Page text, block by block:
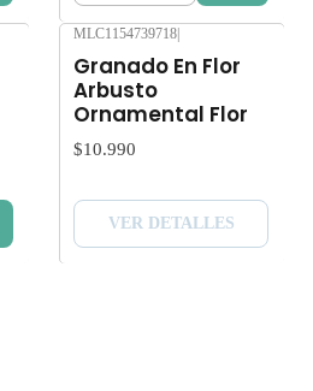
MLC1154739718|
Granado En Flor
Arbusto
Ornamental Flor
$10.990
VER DETALLES